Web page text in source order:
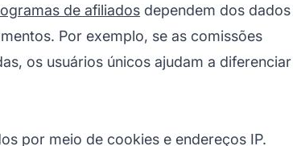
de afiliados dependem dos dados
Por exemplo, se as comissões
os usuários únicos ajudam a diferenciar
por meio de cookies e endereços IP.